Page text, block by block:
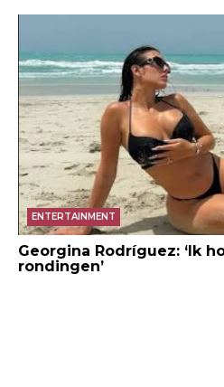
ENTERTAINMENT
Georgina Rodríguez: ‘Ik
rondingen’